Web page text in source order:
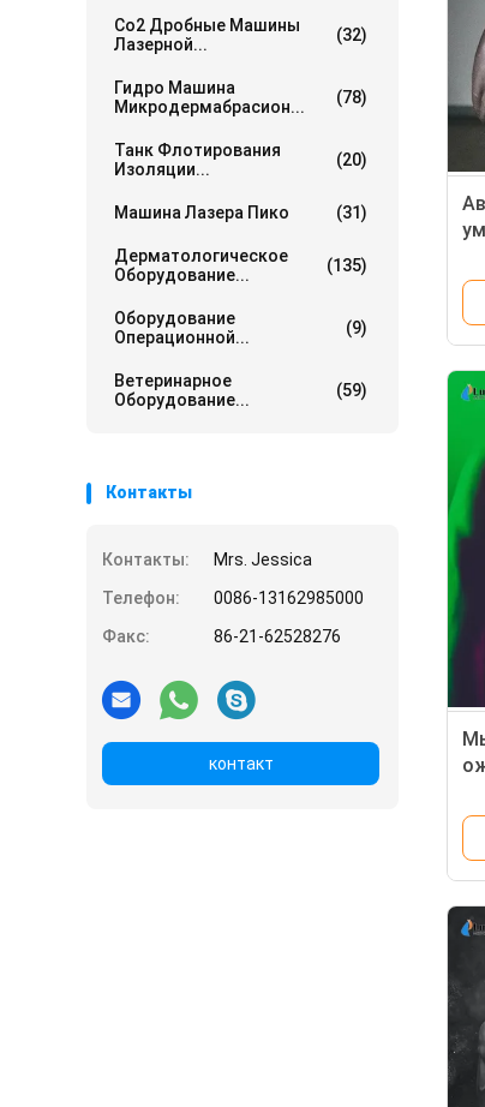
Co2 Дробные Машины
Лазерной...
(32)
Гидро Машина
Микродермабрасион...
(78)
Танк Флотирования
Изоляции...
(20)
Машина Лазера Пико (31)
Дерматологическое
Оборудование...
(135)
Оборудование
Операционной...
(9)
Ветеринарное
Оборудование...
(59)
Контакты
Контакты:
Mrs. Jessica
Телефон:
0086-13162985000
Факс:
86-21-62528276
контакт